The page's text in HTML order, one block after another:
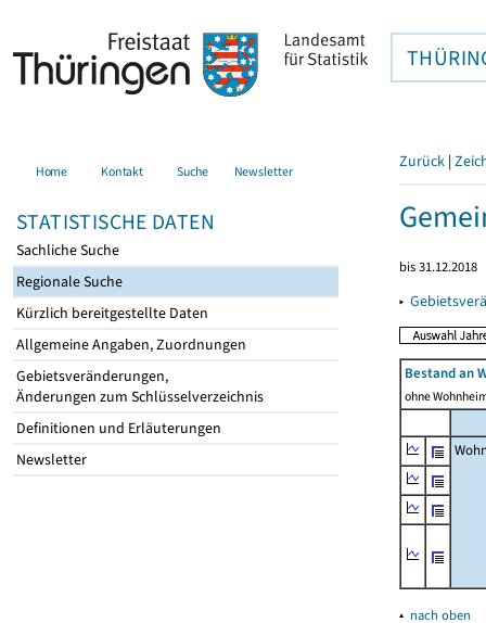
Home Kontakt Suche Newsletter
STATISTISCHE DATEN
Sachliche Suche
Regionale Suche
Kürzlich bereitgestellte Daten
Allgemeine Angaben, Zuordnungen
Gebietsveränderungen,
Änderungen zum Schlüsselverzeichnis
Definitionen und Erläuterungen
Newsletter
Zurück |
bis 31.12.2018
▸
Bestand an
ohne
▴ nach oben